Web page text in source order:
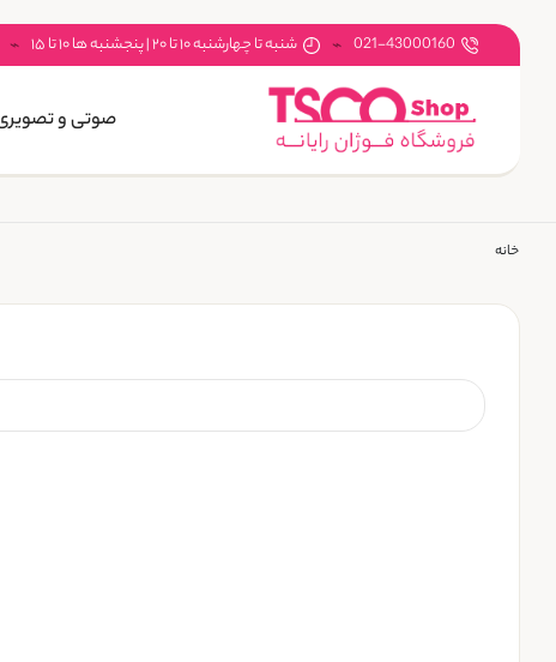
021-43000160 شنبه تا چهارشنبه ۱۰ تا ۲۰ | پنجشنبه ها ۱۰ تا ۱۵
صوتی و
خانه